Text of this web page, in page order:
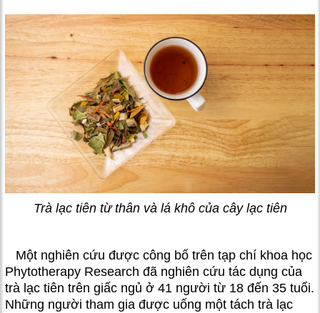
Trà lạc tiên từ thân và lá khô của cây lạc tiên
Một nghiên cứu được công bố trên tạp chí khoa học
Phytotherapy Research đã nghiên cứu tác dụng của
trà lạc tiên trên giấc ngủ ở 41 người từ 18 đến 35 tuổi.
Những người tham gia được uống một tách trà lạc